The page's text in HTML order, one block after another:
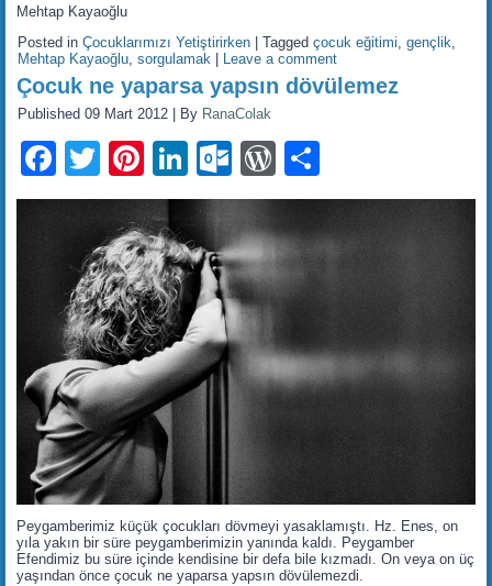
Mehtap Kayaoğlu
Posted in Çocuklarımızı Yetiştirirken |Tagged çocuk eğitimi ,gençlik
Mehtap Kayaoğlu ,sorgulamak Leave a comment
Çocuk ne yaparsa yapsın dövülemez
Published 09 Mart 2012 By RanaColak
Facebook
TwitterPinterest
LinkedIn
Outlook.com
WordPress
Peygamberimiz küçük çocukları dövmeyi yasaklamıştı. Hz. Enes, on
yıla yakın bir süre peygamberimizin yanında kaldı. Peygamber
Efendimiz bu süre içinde kendisine bir defa bile kızmadı. On veya on üç
yaşından önce çocuk ne yaparsa yapsın dövülemezdi.